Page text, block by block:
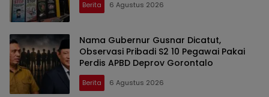
Berita 6 Agustus 2026
Nama Gubernur Gusnar Dicatut,
Observasi Pribadi S2 10 Pegawai Pakai
Perdis APBD Deprov Gorontalo
Berita 6 Agustus 2026